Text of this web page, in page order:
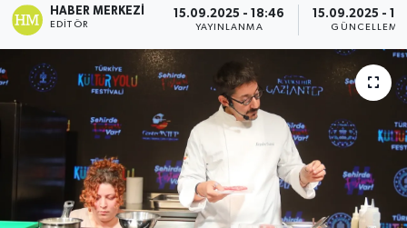
HABER MERKEZI
EDITÖR
15.09.2025 - 18:46
YAYINLANMA
15.09.2025 -
GÜNCELLEME
SAĞLIK
MAGAZİN
SPOR
Haber Arşivi